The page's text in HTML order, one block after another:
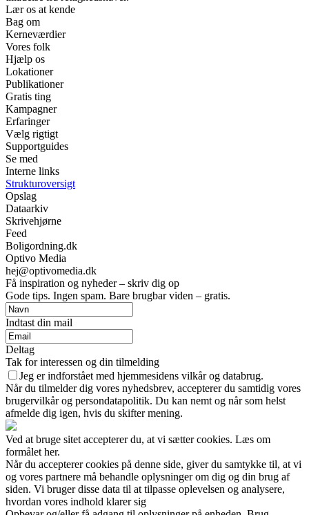
Lær os at kende
Bag om
Kerneværdier
Vores folk
Hjælp os
Lokationer
Publikationer
Gratis ting
Kampagner
Erfaringer
Vælg rigtigt
Supportguides
Se med
Interne links
Strukturoversigt
Opslag
Dataarkiv
Skrivehjørne
Feed
Boligordning.dk
Optivo Media
hej@optivomedia.dk
Få inspiration og nyheder – skriv dig op
Gode tips. Ingen spam. Bare brugbar viden – gratis.
Indtast din mail
Deltag
Tak for interessen og din tilmelding
Jeg er indforstået med hjemmesidens vilkår og databrug.
Når du tilmelder dig vores nyhedsbrev, accepterer du samtidig vores
brugervilkår og persondatapolitik. Du kan nemt og når som helst
afmelde dig igen, hvis du skifter mening.
Ved at bruge sitet accepterer du, at vi sætter cookies. Læs om
formålet her.
Når du accepterer cookies på denne side, giver du samtykke til, at vi
og vores partnere må behandle oplysninger om dig og din brug af
siden. Vi bruger disse data til at tilpasse oplevelsen og analysere,
hvordan vores indhold klarer sig